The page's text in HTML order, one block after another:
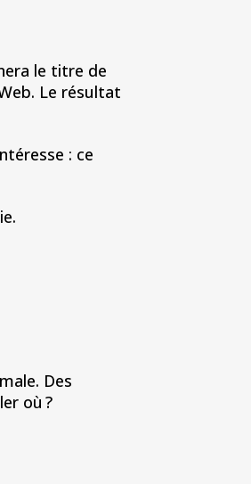
le titre de
Le résultat
: ce
Des
où ?